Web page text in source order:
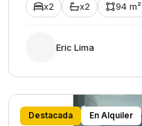
x2 x2 94 m²
Eric Lima
Destacada En Alquiler